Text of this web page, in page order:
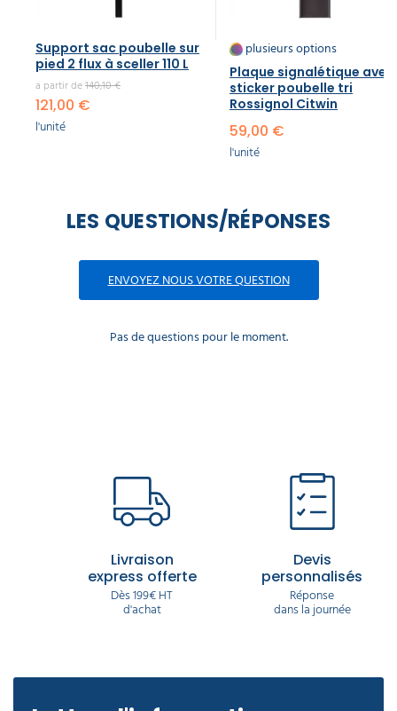
Support sac poubelle sur
pied 2 flux à sceller 110 L
a partir de140,10 €
121,00 €
l'unité
plusieurs options
Plaque signalétique avec
sticker poubelle tri
Rossignol Citwin
59,00 €
l'unité
LES QUESTIONS/RÉPONSES
ENVOYEZ NOUS VOTRE QUESTION
Pas de questions pour le moment.
Livraison
express offerte
Dès 199€ HT
d'achat
Devis
personnalisés
Réponse
dans la journée